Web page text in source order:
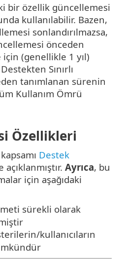
bir özellik güncellemesi
kullanılabilir. Bazen,
sonlandırılmazsa,
önceden
için (genellikle 1 yıl)
Sınırlı
tanımlanan sürenin
Kullanım Ömrü
Özellikleri
Destek
Ayrıca, bu
için aşağıdaki
sürekli olarak
kullanıcıların